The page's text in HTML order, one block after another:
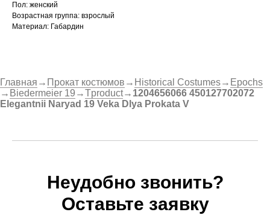
Пол: женский
Возрастная группа: взрослый
Материал: Габардин
Главная → Прокат костюмов → Historical Costumes→ Epochs
→ Biedermeier 19 →Tproduct→ 1204656066 450127702072
Elegantnii Naryad 19 Veka Dlya Prokata V
Неудобно звонить?
Оставьте заявку